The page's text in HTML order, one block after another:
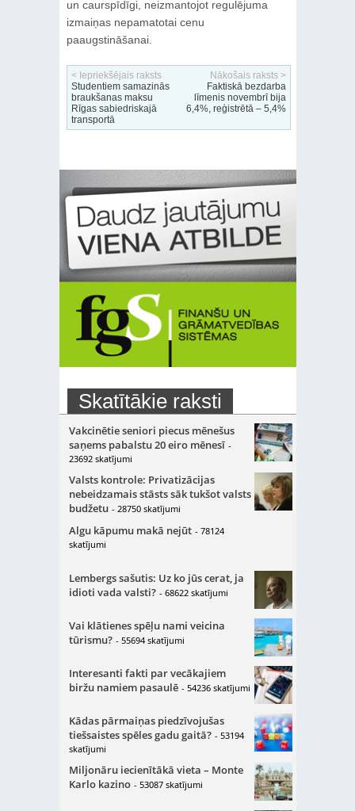
un caurspīdīgi, neizmantojot regulējuma
izmaiņas nepamatotai cenu
paaugstināšanai.
< Iepriekšējais raksts
Studentiem samazinās
braukšanas maksu
Rīgas sabiedriskajā
transportā
Nākošais raksts >
Faktiskā bezdarba
līmenis novembrī bija
6,4%, reģistrētā – 5,4%
Skatītākie raksti
Vakcinētie seniori piecus mēnešus
saņems pabalstu 20 eiro mēnesī -
23692 skatījumi
Valsts kontrole: Privatizācijas
nebeidzamais stāsts sāk tukšot valsts
budžetu - 28750 skatījumi
Algu kāpumu makā nejūt - 78124
skatījumi
Lembergs sašutis: Uz ko jūs cerat, ja
idioti vada valsti? - 68622 skatījumi
Vai klātienes spēļu nami veicina
tūrismu? - 55694 skatījumi
Interesanti fakti par vecākajiem
biržu namiem pasaulē - 54236 skatījumi
Kādas pārmaiņas piedzīvojušas
tiešsaistes spēles gadu gaitā? - 53194
skatījumi
Miljonāru iecienītākā vieta – Monte
Karlo kazino - 53087 skatījumi